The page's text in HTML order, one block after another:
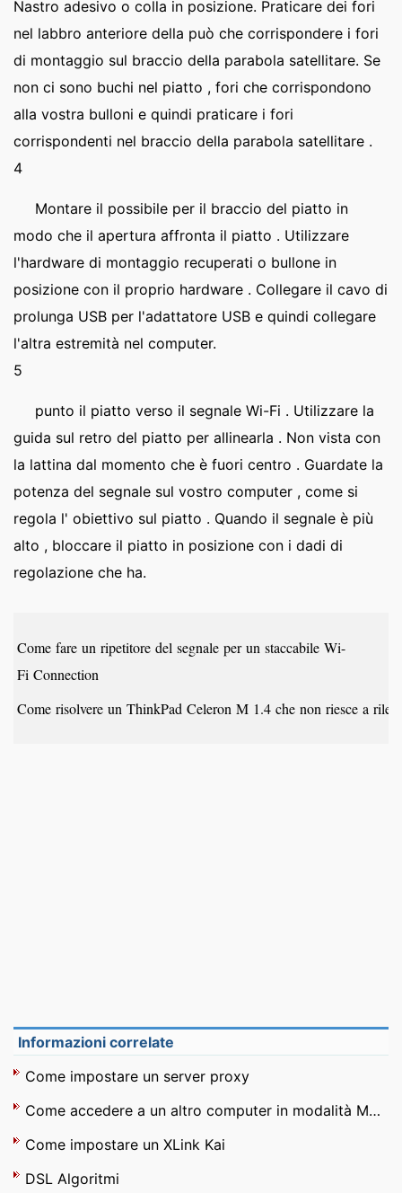
Nastro adesivo o colla in posizione. Praticare dei fori
nel labbro anteriore della può che corrispondere i fori
di montaggio sul braccio della parabola satellitare. Se
non ci sono buchi nel piatto , fori che corrispondono
alla vostra bulloni e quindi praticare i fori
corrispondenti nel braccio della parabola satellitare .
4
Montare il possibile per il braccio del piatto in
modo che il apertura affronta il piatto . Utilizzare
l'hardware di montaggio recuperati o bullone in
posizione con il proprio hardware . Collegare il cavo di
prolunga USB per l'adattatore USB e quindi collegare
l'altra estremità nel computer.
5
punto il piatto verso il segnale Wi-Fi . Utilizzare la
guida sul retro del piatto per allinearla . Non vista con
la lattina dal momento che è fuori centro . Guardate la
potenza del segnale sul vostro computer , come si
regola l' obiettivo sul piatto . Quando il segnale è più
alto , bloccare il piatto in posizione con i dadi di
regolazione che ha.
Come fare un ripetitore del segnale per un staccabile Wi-
Fi Connection
Come risolvere un ThinkPad Celeron M 1.4 che non riesce a
Informazioni correlate
Come impostare un server proxy
Come accedere a un altro computer in modalità MS DOS
Come impostare un XLink Kai
DSL Algoritmi